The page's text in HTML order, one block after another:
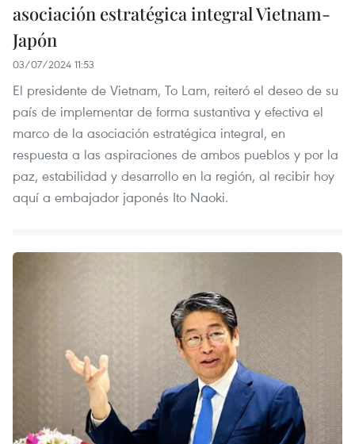
asociación estratégica integral Vietnam-
Japón
03/07/2024 11:53
El presidente de Vietnam, To Lam, reiteró el deseo de su
país de implementar de forma sustantiva y efectiva el
marco de la asociación estratégica integral, en
respuesta a las aspiraciones de ambos pueblos y por la
paz, estabilidad y desarrollo en la región, al recibir hoy
aquí a embajador japonés Ito Naoki.